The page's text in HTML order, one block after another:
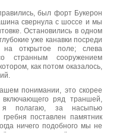
был форт Букерон
свернула с шоссе и мы
Остановились в одном
уже канавки посреди
на открытое поле; слева
странным сооружением
как потом оказалось,
понимании, это скорее
включающего ряд траншей,
полагаю, за насыпью
поставлен памятник
ничего подобного мы не